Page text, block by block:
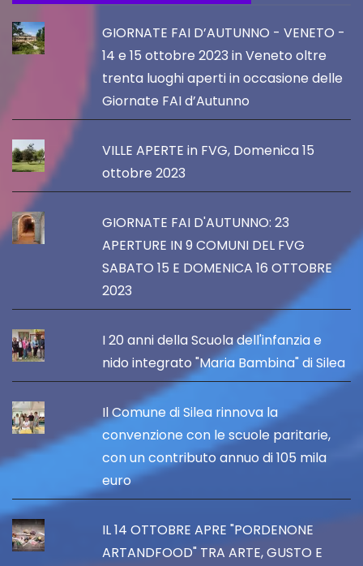
GIORNATE FAI D’AUTUNNO - VENETO -
14 e 15 ottobre 2023 in Veneto oltre
trenta luoghi aperti in occasione delle
Giornate FAI d’Autunno
VILLE APERTE in FVG, Domenica 15
ottobre 2023
GIORNATE FAI D'AUTUNNO: 23
APERTURE IN 9 COMUNI DEL FVG
SABATO 15 E DOMENICA 16 OTTOBRE
2023
I 20 anni della Scuola dell'infanzia e
nido integrato "Maria Bambina" di Silea
Il Comune di Silea rinnova la
convenzione con le scuole paritarie,
con un contributo annuo di 105 mila
euro
IL 14 OTTOBRE APRE "PORDENONE
ARTANDFOOD" TRA ARTE, GUSTO E